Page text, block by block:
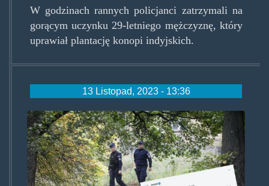
W godzinach rannych policjanci zatrzymali na
gorącym uczynku 29-letniego mężczyznę, który
uprawiał plantację konopi indyjskich.
13 Listopad, 2023 - 13:36
weseli_policjanci.jpg